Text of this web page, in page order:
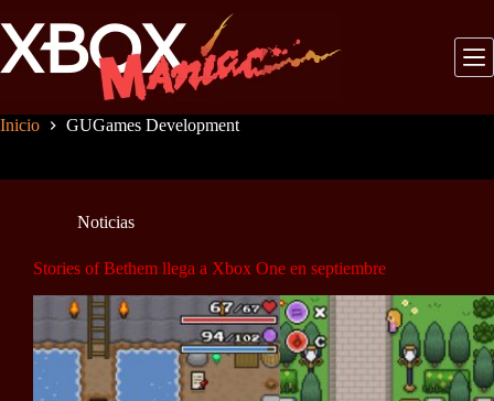
al
contenido
Inicio GUGames Development
Noticias
Stories of Bethem llega a Xbox One en septiembre